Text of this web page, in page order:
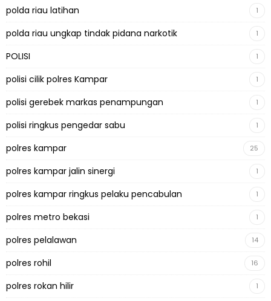
polda riau latihan 1
polda riau ungkap tindak pidana narkotik 1
POLISI 1
polisi cilik polres Kampar 1
polisi gerebek markas penampungan 1
polisi ringkus pengedar sabu 1
polres kampar 25
polres kampar jalin sinergi 1
polres kampar ringkus pelaku pencabulan 1
polres metro bekasi 1
polres pelalawan 14
polres rohil 16
polres rokan hilir 1